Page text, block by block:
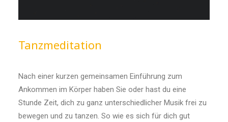
Tanzmeditation
Nach einer kurzen gemeinsamen Einführung zum
Ankommen im Körper haben Sie oder hast du eine
Stunde Zeit, dich zu ganz unterschiedlicher Musik frei zu
bewegen und zu tanzen. So wie es sich für dich gut